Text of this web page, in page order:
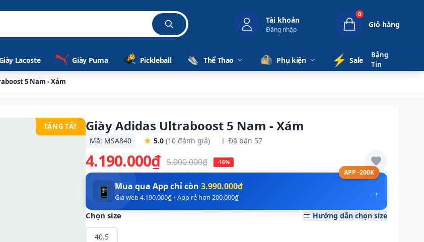
Tài khoản
Đăng nhập
0
Giỏ hàng
Lacoste Giày Puma Pickleball Thể Thao Phụ kiện ⚡️ Sale
Bảng
Tin
5 Nam - Xám
TẶNG TẤT Giày Adidas Ultraboost 5 Nam - Xám
Mã: MSA840 5.0 (10 đánh giá) Đã bán 57
4.190.000₫ 5.000.000₫ -16%
APP -200K
→
📱 Mua qua App chỉ còn 3.990.000₫
Giá web 4.190.000₫ • App rẻ hơn 200.000₫
Chọn size Hướng dẫn chọn size
40.5